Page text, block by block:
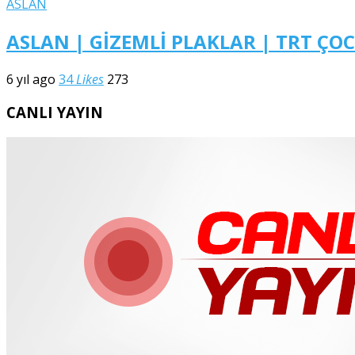
ASLAN
ASLAN | GİZEMLİ PLAKLAR | TRT
6 yıl ago 34Likes 273
CANLI YAYIN